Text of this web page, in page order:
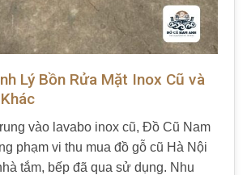
Lý Bồn Rửa Mặt Inox Cũ và
vào lavabo inox cũ, Đồ Cũ Nam
phạm vi thu mua đồ gỗ cũ Hà Nội
tắm, bếp đã qua sử dụng. Nhu